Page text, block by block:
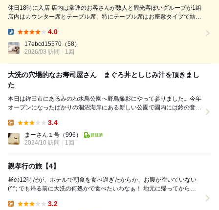
休日18時に入店 店内は常連のお客さんが数人と観光客ぽいグループが1組
店内はカウンター席とテーブル席、特にテーブル席はお座敷タイプで結構
ている俳優さんのサインもたくさんあり見ていると店員さんがサインを書
いた芸能人を教えてく...
4.0
17ebcd15570 （58）
2026/03 訪問
1回
大洗の穴場的なお寿司屋さん まぐろ丼としじみ汁を頂きまし
た
本日は鉾田市にあるみのわ水鳥公園へ野鳥撮影にやって参りました。今年
オープンになったばかりの涸沼湖岸にある新しい公園で園内には鈴の音テ
3.4
まーさん１号 （996）
2024/10 訪問
1回
親孝行の旅【4】
昼の12時だが、ホテルで朝食を食べ過ぎたからか、お腹が空いていない
(^^; でも帰る前に大洗の何処かで食べたいわなぁ！ 地元に帰ってからで
3.2